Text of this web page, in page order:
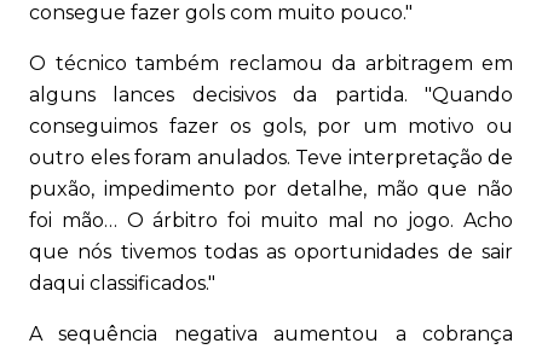
consegue fazer gols com muito pouco."
O técnico também reclamou da arbitragem em
alguns lances decisivos da partida. "Quando
conseguimos fazer os gols, por um motivo ou
outro eles foram anulados. Teve interpretação de
puxão, impedimento por detalhe, mão que não
foi mão… O árbitro foi muito mal no jogo. Acho
que nós tivemos todas as oportunidades de sair
daqui classificados."
A sequência negativa aumentou a cobrança